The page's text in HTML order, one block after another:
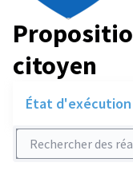
citoyen
État
Rechercher des